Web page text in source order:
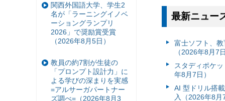
最新ニュー
富⼠ソフト、
（2026年8月7
スタディポケ
年8月7日）
AI 型ドリル搭
入（2026年8月
関西外国語大学、学生2
名が「ラーニングイノベ
ーショングランプリ
2026」で奨励賞受賞
（2026年8月5日）
教員の約7割が生徒の
「プロンプト設計力」に
よる学びの深まりを実感
=アルサーガパートナー
ズ調べ=（2026年8月3